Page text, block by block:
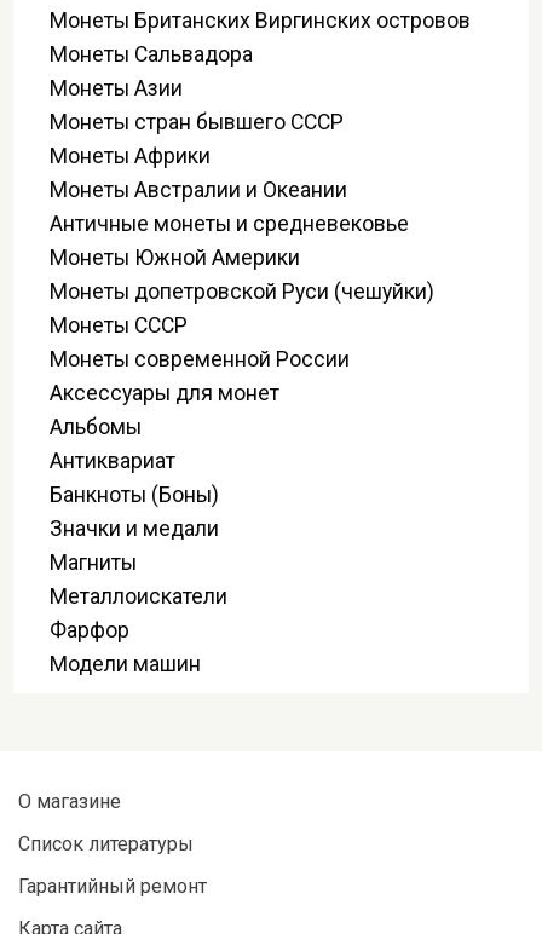
Монеты Британских Виргинских островов
Монеты Сальвадора
Монеты Азии
Монеты стран бывшего СССР
Монеты Африки
Монеты Австралии и Океании
Античные монеты и средневековье
Монеты Южной Америки
Монеты допетровской Руси (чешуйки)
Монеты СССР
Монеты современной России
Аксессуары для монет
Альбомы
Антиквариат
Банкноты (Боны)
Значки и медали
Магниты
Металлоискатели
Фарфор
Модели машин
О магазине
Список литературы
Гарантийный ремонт
Карта сайта